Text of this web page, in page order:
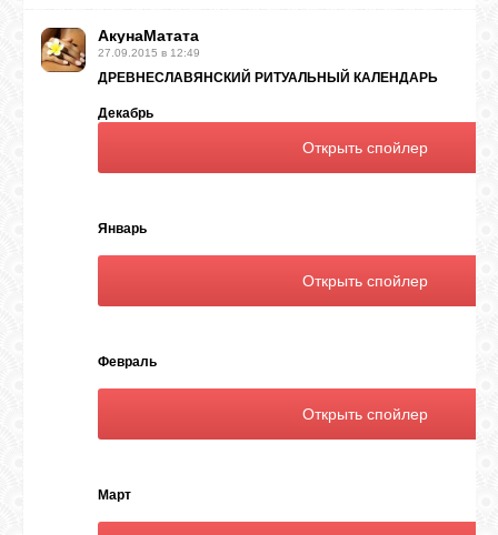
АкунаМатата
27.09.2015 в 12:49
ДРЕВНЕСЛАВЯНСКИЙ РИТУАЛЬНЫЙ КАЛЕНДАРЬ
Декабрь
Январь
Февраль
Март